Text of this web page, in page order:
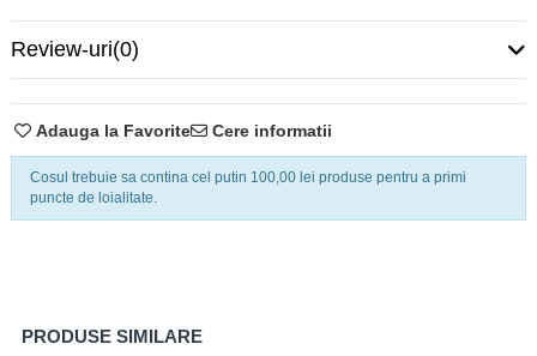
Adauga la Favorite
Cosul trebuie sa contina cel putin 100,00 lei produse pentru a primi
puncte de loialitate.
Cere informatii
Secțiune maximă conductor
Filet exterior M16
Diametru exterior maxim al
7 mm²
Review-uri(0)
PRODUSE SIMILARE